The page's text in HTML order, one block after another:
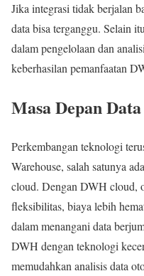
Jika integrasi tidak berjalan
data bisa terganggu. Selain
dalam pengelolaan dan
keberhasilan pemanfaatan
Masa Depan
Perkembangan teknologi
Warehouse, salah satunya
cloud. Dengan DWH cloud,
fleksibilitas, biaya lebih
dalam menangani data
DWH dengan teknologi
memudahkan analisis data